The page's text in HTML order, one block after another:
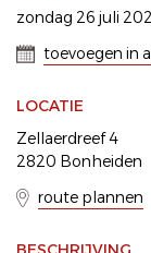
zondag 26 juli
toevoegen in
LOCATIE
Zellaerdreef 4
2820 Bonheiden
route plannen